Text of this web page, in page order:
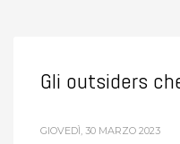
Gli outsiders
GIOVEDÌ, 30 MARZO 2023